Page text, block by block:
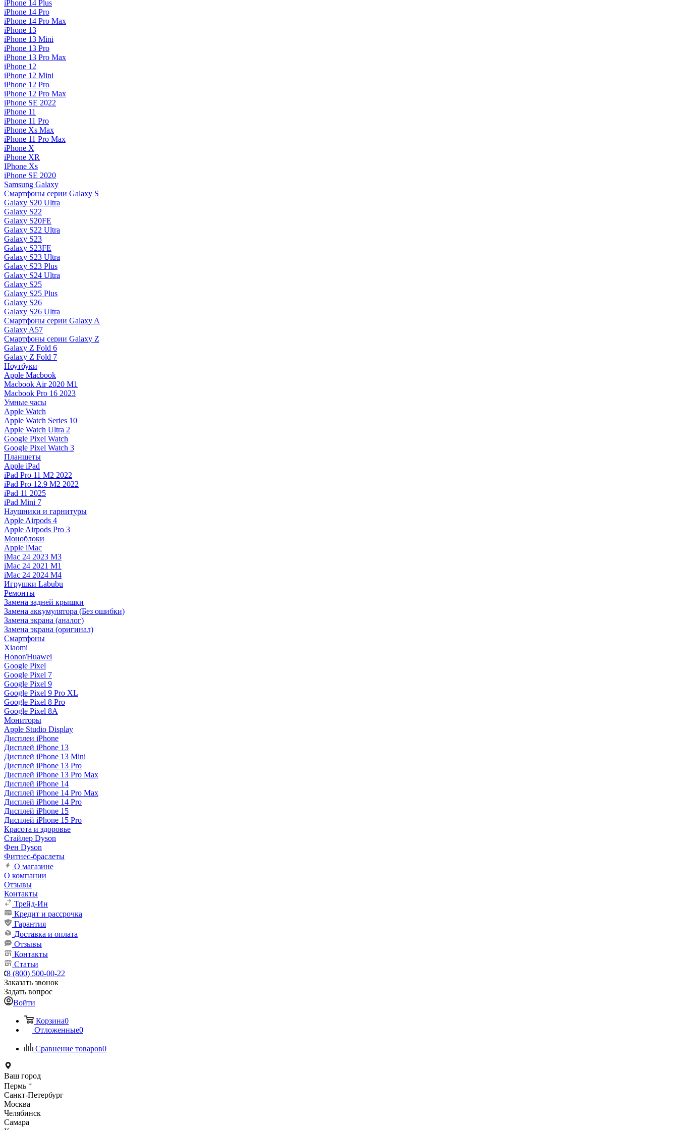
iPhone 14 Plus
iPhone 14 Pro
iPhone 14 Pro Max
iPhone 13
iPhone 13 Mini
iPhone 13 Pro
iPhone 13 Pro Max
iPhone 12
iPhone 12 Mini
iPhone 12 Pro
iPhone 12 Pro Max
iPhone SE 2022
iPhone 11
iPhone 11 Pro
iPhone Xs Max
iPhone 11 Pro Max
iPhone X
iPhone XR
IPhone Xs
iPhone SE 2020
Samsung Galaxy
Смартфоны серии Galaxy S
Galaxy S20 Ultra
Galaxy S22
Galaxy S20FE
Galaxy S22 Ultra
Galaxy S23
Galaxy S23FE
Galaxy S23 Ultra
Galaxy S23 Plus
Galaxy S24 Ultra
Galaxy S25
Galaxy S25 Plus
Galaxy S26
Galaxy S26 Ultra
Смартфоны серии Galaxy A
Galaxy A57
Смартфоны серии Galaxy Z
Galaxy Z Fold 6
Galaxy Z Fold 7
Ноутбуки
Apple Macbook
Macbook Air 2020 M1
Macbook Pro 16 2023
Умные часы
Apple Watch
Apple Watch Series 10
Apple Watch Ultra 2
Google Pixel Watch
Google Pixel Watch 3
Планшеты
Apple iPad
iPad Pro 11 M2 2022
iPad Pro 12.9 M2 2022
iPad 11 2025
iPad Mini 7
Наушники и гарнитуры
Apple Airpods 4
Apple Airpods Pro 3
Моноблоки
Apple iMac
iMac 24 2023 M3
iMac 24 2021 M1
iMac 24 2024 M4
Игрушки Labubu
Ремонты
Замена задней крышки
Замена аккумулятора (Без ошибки)
Замена экрана (аналог)
Замена экрана (оригинал)
Смартфоны
Xiaomi
Honor/Huawei
Google Pixel
Google Pixel 7
Google Pixel 9
Google Pixel 9 Pro XL
Google Pixel 8 Pro
Google Pixel 8A
Мониторы
Apple Studio Display
Дисплеи iPhone
Дисплей iPhone 13
Дисплей iPhone 13 Mini
Дисплей iPhone 13 Pro
Дисплей iPhone 13 Pro Max
Дисплей iPhone 14
Дисплей iPhone 14 Pro Max
Дисплей iPhone 14 Pro
Дисплей iPhone 15
Дисплей iPhone 15 Pro
Красота и здоровье
Стайлер Dyson
Фен Dyson
Фитнес-браслеты
О магазине
О компании
Отзывы
Контакты
Трейд-Ин
Кредит и рассрочка
Гарантия
Доставка и оплата
Отзывы
Контакты
Статьи
8 (800) 500-00-22
Заказать звонок
Задать вопрос
Войти
Корзина0
Отложенные0
Сравнение товаров0
Ваш город
Пермь
Санкт-Петербург
Москва
Челябинск
Самара